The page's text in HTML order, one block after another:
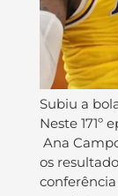
Subiu a
Neste 171º
Ana
os